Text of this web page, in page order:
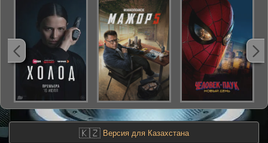
🇰🇿 Версия для Казахстана